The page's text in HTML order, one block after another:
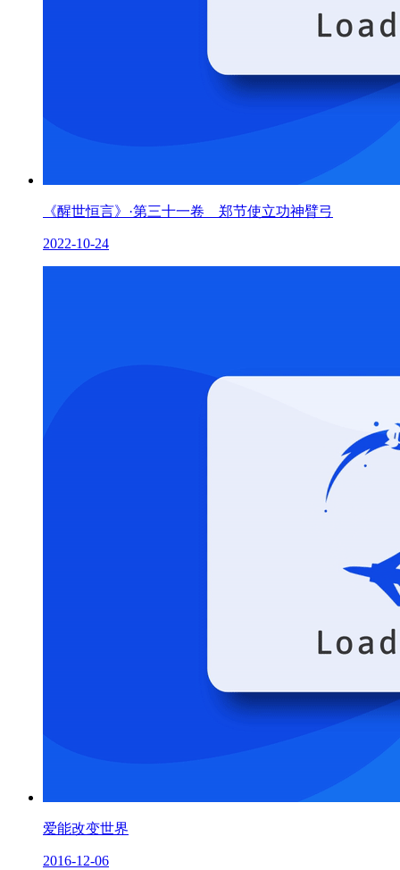
《醒世恒言》·第三十一卷 郑节使立功神臂弓
2022-10-24
爱能改变世界
2016-12-06